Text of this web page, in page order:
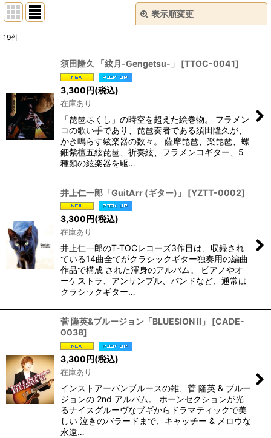
表示順変更
絞り込む
19件
須田隆久 「絃月-Gengetsu-」 [TTOC-0041]
3,300円(税込)
在庫あり
「琵琶尽くし」の時空を超えた絵巻物。 フラメン
コの歌い手であり、琵琶奏者である須田隆久が、
かき鳴らす絃楽器の数々。 薩摩琵琶、楽琵琶、螺
鈿紫檀五絃琵琶、祈奏絃、フラメンコギター、5
種類の絃楽器を駆…
井上仁一郎「GuitArr (ギター)」 [YZTT-0002]
3,300円(税込)
在庫あり
井上仁一郎のT-TOCレコーズ3作目は、収録され
ている14曲全てがクラシックギター独奏用の編曲
作品で構成 された渾身のアルバム。 ピアノやオ
ーケストラ、アンサンブル、バンドなど、通常は
クラシックギター…
菅 隆英&ブルージョン「BLUESION II」 [CADE-
0038]
3,300円(税込)
在庫あり
インストアーバンブルースの雄、菅 隆英 & ブルー
ジョンの 2nd アルバム。 ホーンセクションが光
るナイスグルーヴなブギからドラマティックで美
しい 泣きのバラードまで、キャッチー & メロウな
永遠…